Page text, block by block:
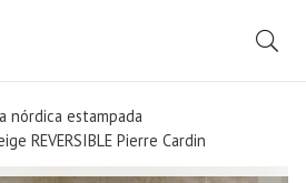
nórdica estampada
REVERSIBLE Pierre Cardin